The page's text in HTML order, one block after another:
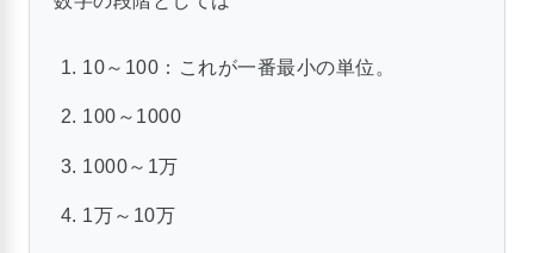
10～100：これが一番最小の単位。
100～1000
1000～1万
1万～10万